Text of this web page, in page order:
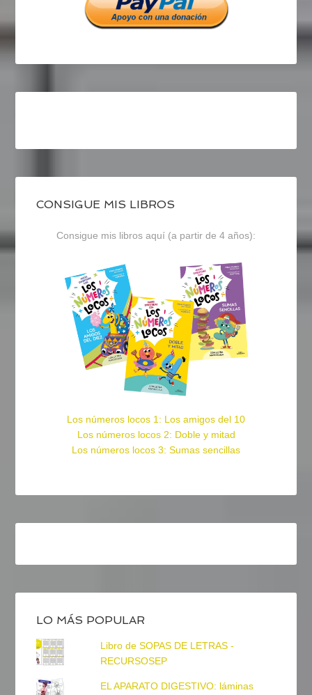
CONSIGUE MIS LIBROS
Consigue mis libros aquí (a partir de 4 años):
Los números locos 1: Los amigos del 10
Los números locos 2: Doble y mitad
Los números locos 3: Sumas sencillas
LO MÁS POPULAR
Libro de SOPAS DE LETRAS -
RECURSOSEP
EL APARATO DIGESTIVO: láminas